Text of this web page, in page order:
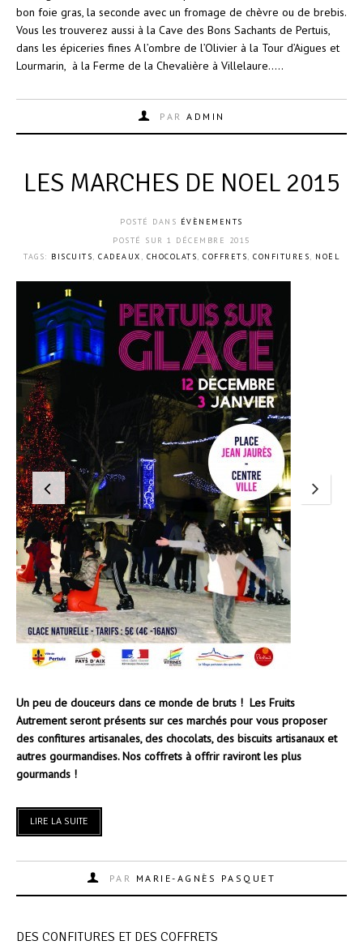
bon foie gras, la seconde avec un fromage de chèvre ou de brebis.
Vous les trouverez aussi à la Cave des Bons Sachants de Pertuis,
dans les épiceries fines A l’ombre de l’Olivier à la Tour d’Aigues et
Lourmarin, à la Ferme de la Chevalière à Villelaure…..
PAR ADMIN
LES MARCHES DE NOEL 2015
POSTÉ DANS ÉVÈNEMENTS
POSTÉ SUR 1 DÉCEMBRE 2015
TAGS: BISCUITS, CADEAUX , CHOCOLATS, COFFRETS, CONFITURES, NOËL
Un peu de douceurs dans ce monde de bruts ! Les Fruits
Autrement seront présents sur ces marchés pour vous proposer
des confitures artisanales, des chocolats, des biscuits artisanaux et
autres gourmandises. Nos coffrets à offrir raviront les plus
gourmands !
LIRE LA SUITE
PAR MARIE-AGNÈS PASQUET
DES CONFITURES ET DES COFFRETS